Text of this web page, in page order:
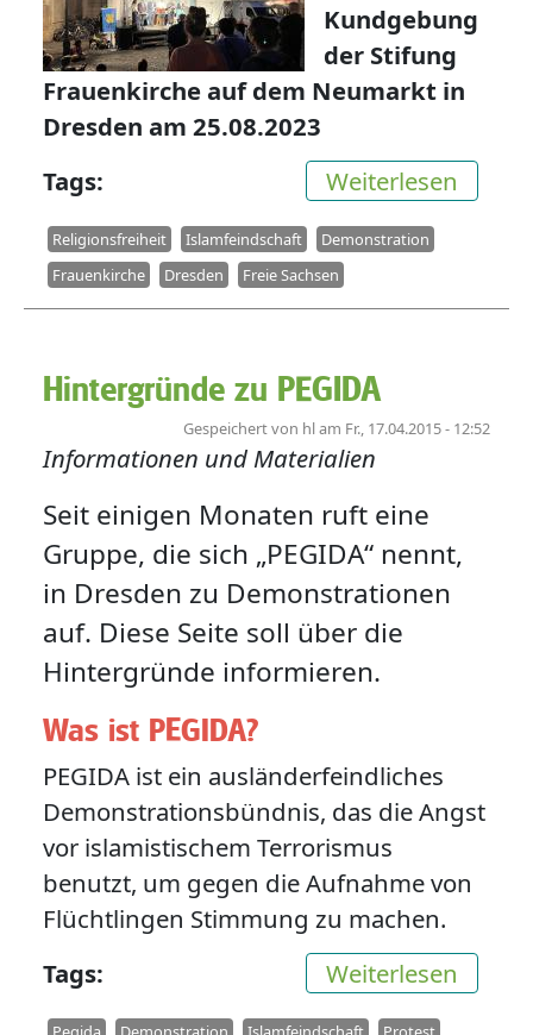
Kundgebung
der Stifung
Frauenkirche auf dem Neumarkt in
Dresden am 25.08.2023
Weiterlesen
Tags
Religionsfreiheit Islamfeindschaft
Demonstration
Frauenkirche
Dresden Freie Sachsen
Hintergründe zu PEGIDA
Gespeichert von hlam Fr., 17.04.2015 - 12:52
Informationen und Materialien
Seit einigen Monaten ruft eine
Gruppe, die sich „PEGIDA“ nennt,
in Dresden zu Demonstrationen
auf. Diese Seite soll über die
Hintergründe informieren.
Was ist PEGIDA?
PEGIDA ist ein ausländerfeindliches
Demonstrationsbündnis, das die Angst
vor islamistischem Terrorismus
benutzt, um gegen die Aufnahme von
Flüchtlingen Stimmung zu machen.
Weiterlesen
Tags